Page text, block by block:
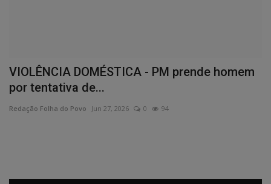
VIOLÊNCIA DOMÉSTICA - PM prende homem
por tentativa de...
Redação Folha do Povo Jun 27, 2026 0 94